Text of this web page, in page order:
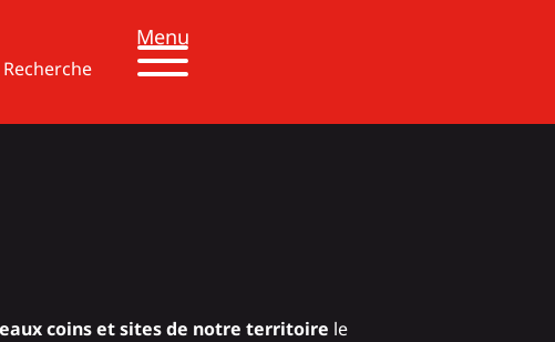
Recherche
Menu
coins et sites de notre territoire le